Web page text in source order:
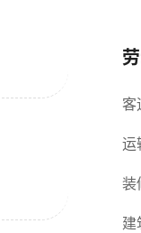
客
要
运
承
装
师
建